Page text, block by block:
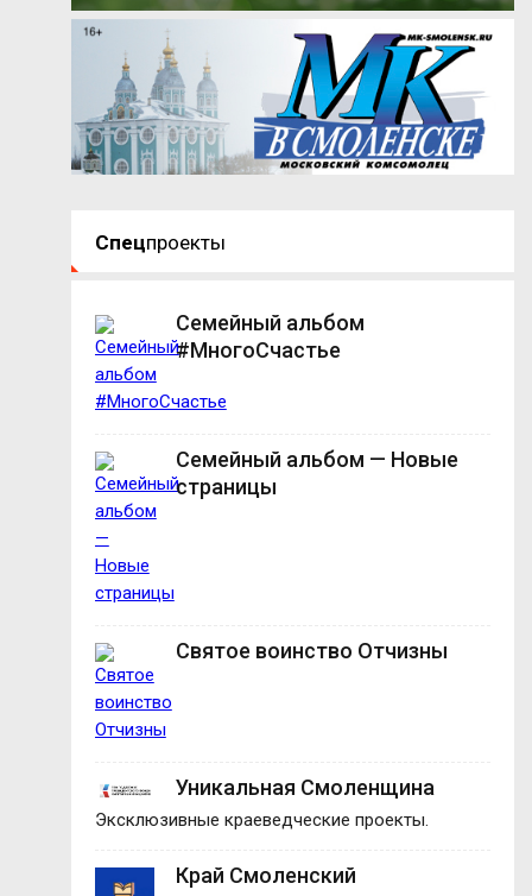
Спецпроекты
Семейный альбом
#МногоСчастье
Семейный альбом — Новые
страницы
Святое воинство Отчизны
Уникальная Смоленщина
Эксклюзивные краеведческие проекты.
Край Смоленский